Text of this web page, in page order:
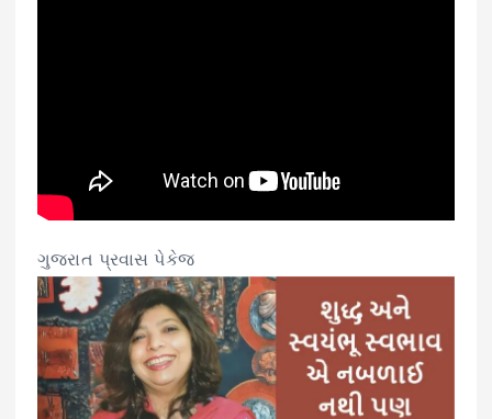
ગુજરાત પ્રવાસ પેકેજ